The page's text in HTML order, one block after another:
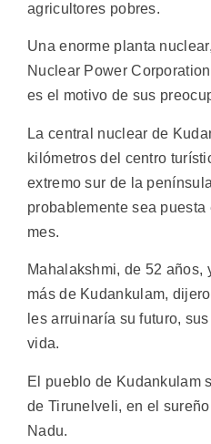
agricultores pobres.
Una enorme planta
Nuclear Power
es el motivo de sus
La central nuclear de
kilómetros del centro
extremo sur de la
probablemente sea
mes.
Mahalakshmi, de 52 años,
más de Kudankulam,
les arruinaría su futuro,
vida.
El pueblo de Kudankulam
de Tirunelveli, en el
Nadu.